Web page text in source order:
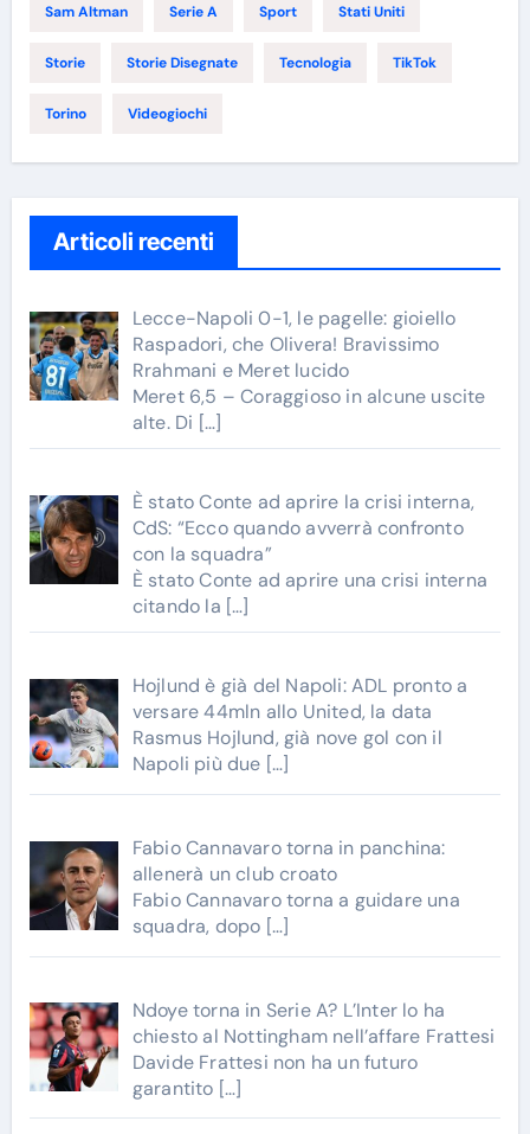
Sam Altman Serie A Sport Stati Uniti
Storie Storie Disegnate Tecnologia TikTok
Torino Videogiochi
Articoli recenti
Lecce-Napoli 0-1, le pagelle: gioiello
Raspadori, che Olivera! Bravissimo
Rrahmani e Meret lucido
Meret 6,5 – Coraggioso in alcune uscite
alte. Di […]
È stato Conte ad aprire la crisi interna,
CdS: “Ecco quando avverrà confronto
con la squadra”
È stato Conte ad aprire una crisi interna
citando la […]
Hojlund è già del Napoli: ADL pronto a
versare 44mln allo United, la data
Rasmus Hojlund, già nove gol con il
Napoli più due […]
Fabio Cannavaro torna in panchina:
allenerà un club croato
Fabio Cannavaro torna a guidare una
squadra, dopo […]
Ndoye torna in Serie A? L’Inter lo ha
chiesto al Nottingham nell’affare Frattesi
Davide Frattesi non ha un futuro
garantito […]